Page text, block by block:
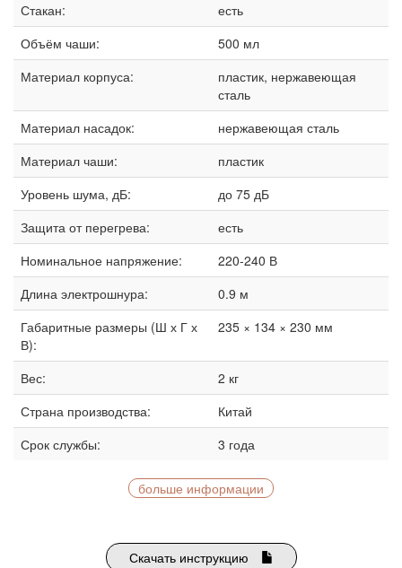
Стакан:
есть
Объём чаши:
500 мл
Материал корпуса:
пластик, нержавеющая
сталь
Материал насадок:
нержавеющая сталь
Материал чаши:
пластик
Уровень шума, дБ:
до 75 дБ
Защита от перегрева:
есть
Номинальное напряжение:
220-240 В
Длина электрошнура:
0.9 м
Габаритные размеры (Ш х Г х
В):
235 × 134 × 230 мм
Вес:
2 кг
Страна производства:
Китай
Срок службы:
3 года
больше информации
Скачать инструкцию